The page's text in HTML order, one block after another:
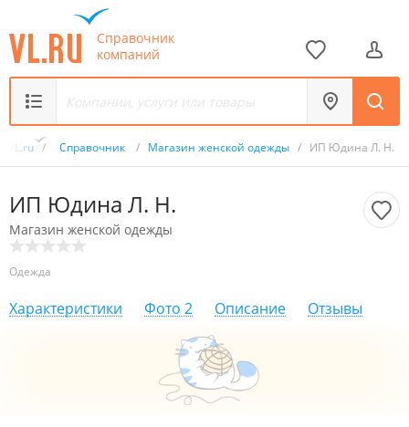
Справочник
компаний
VL.ru / Справочник / Магазин женской одежды / ИП Юдина Л. Н.
ИП Юдина Л. Н.
Магазин женской одежды
Одежда
Характеристики Фото 2 Описание Отзывы